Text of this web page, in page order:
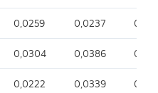
0,0259 0,0237
0,0304 0,0386
0,0222 0,0339